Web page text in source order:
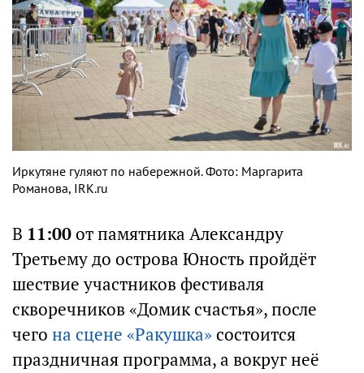
Иркутяне гуляют по набережной. Фото: Маргарита
Романова, IRK.ru
В 11:00от памятника Александру
Третьему до острова Юность пройдёт
шествие участников фестиваля
скворечников «Домик счастья», после
чего на сцене «Ракушка»состоится
праздничная программа, а вокруг неё